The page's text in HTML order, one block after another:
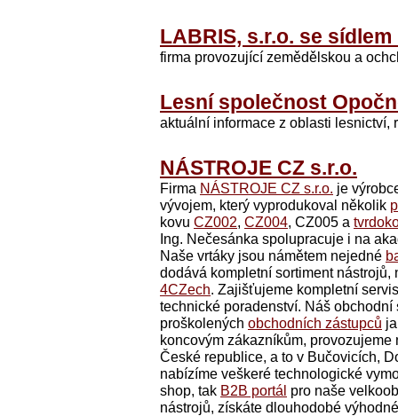
LABRIS, s.r.o. se sídlem
firma provozující zemědělskou a
Lesní společnost
aktuální informace z oblasti lesnictví,
NÁSTROJE CZ s.r.o.
Firma NÁSTROJE CZ s.r.o. je
vývojem, který vyprodukoval několik
kovu CZ002, CZ004, CZ005 a
Ing. Nečesánka spolupracuje i na
Naše vrtáky jsou námětem nejedné
dodává kompletní sortiment
4CZech. Zajišťujeme kompletní
technické poradenství. Náš
proškolených obchodních zástupců
koncovým zákazníkům,
České republice, a to v Bučovicích,
nabízíme veškeré technologické
shop, tak B2B portál pro naše
nástrojů, získáte dlouhodobé